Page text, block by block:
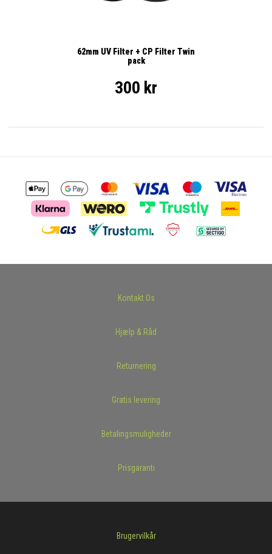
62mm UV Filter + CP Filter Twin
pack
300 kr
Kontakt Os
Hjælp & Råd
Returnering
Gratis levering
Betalingsmuligheder
Prisgaranti
Brugervilkår